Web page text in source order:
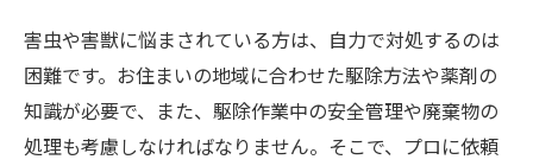
害虫や害獣に悩まされている方は、自力で対処するのは
困難です。お住まいの地域に合わせた駆除方法や薬剤の
知識が必要で、また、駆除作業中の安全管理や廃棄物の
処理も考慮しなければなりません。そこで、プロに依頼